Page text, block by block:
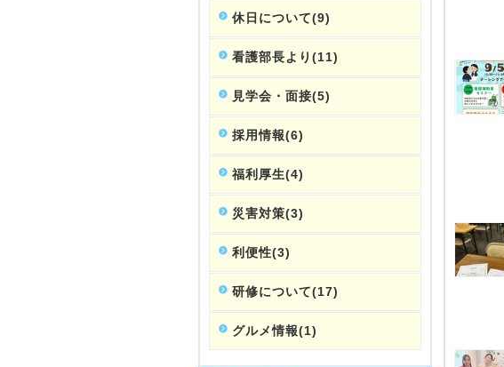
休日について(9)
看護部長より(11)
見学会・面接(5)
採用情報(6)
福利厚生(4)
災害対策(3)
利便性(3)
研修について(17)
グルメ情報(1)